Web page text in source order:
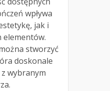
wpływa
jak i
elementów.
stworzyć
doskonale
wybranym